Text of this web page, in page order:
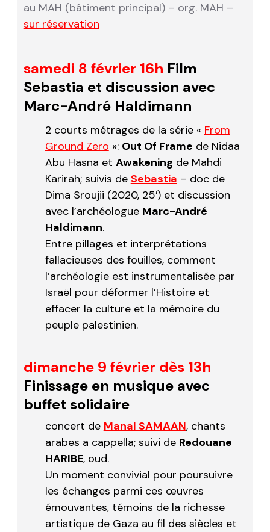
au MAH (bâtiment principal) – org. MAH –
sur réservation
samedi 8 février 16h Film
Sebastia et discussion avec
Marc-André Haldimann
2 courts métrages de la série « From
Ground Zero »: Out Of Frame de Nidaa
Abu Hasna et Awakening de Mahdi
Karirah; suivis de Sebastia – doc de
Dima Sroujii (2020, 25′) et discussion
avec l’archéologue Marc-André
Haldimann.
Entre pillages et interprétations
fallacieuses des fouilles, comment
l’archéologie est instrumentalisée par
Israël pour déformer l’Histoire et
effacer la culture et la mémoire du
peuple palestinien.
dimanche 9 février dès 13h
Finissage en musique avec
buffet solidaire
concert de Manal SAMAAN, chants
arabes a cappella; suivi de Redouane
HARIBE, oud.
Un moment convivial pour poursuivre
les échanges parmi ces œuvres
émouvantes, témoins de la richesse
artistique de Gaza au fil des siècles et